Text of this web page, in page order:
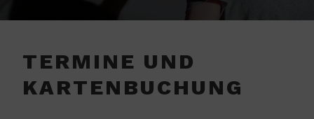
TERMINE UND
KARTENBUCHUNG